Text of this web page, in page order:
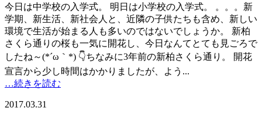
今日は中学校の入学式。 明日は小学校の入学式。 。。。新
学期、新生活、新社会人と、近隣の子供たちも含め、新しい
環境で生活が始まる人も多いのではないでしょうか。 新柏
さくら通りの桜も一気に開花し、今日なんてとても見ごろで
したね～(*´ω｀*) 👇ちなみに3年前の新柏さくら通り。 開花
宣言から少し時間はかかりましたが、よう...
…続きを読む
2017.03.31